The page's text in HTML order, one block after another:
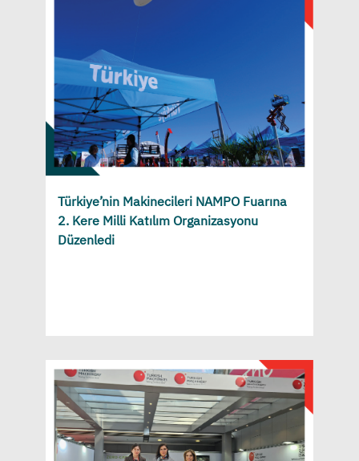
Türkiye’nin Makinecileri NAMPO Fuarına
2. Kere Milli Katılım Organizasyonu
Düzenledi